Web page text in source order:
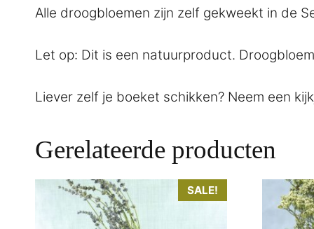
Alle droogbloemen zijn zelf gekweekt in de
Let op: Dit is een natuurproduct.
Liever zelf je boeket schikken? Neem een
Gerelateerde producten
SALE!
product
product